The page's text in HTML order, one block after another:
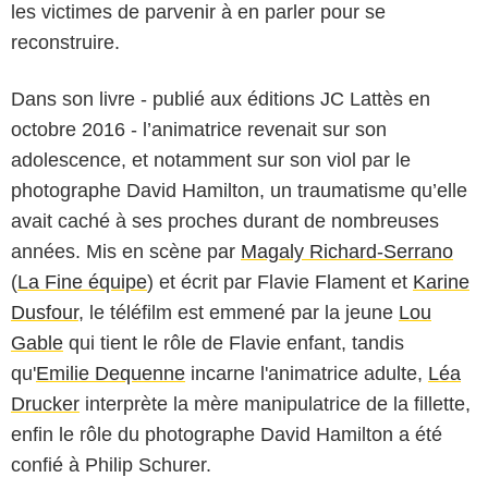
les victimes de parvenir à en parler pour se
reconstruire.
Dans son livre - publié aux éditions JC Lattès en
octobre 2016 - l’animatrice revenait sur son
adolescence, et notamment sur son viol par le
photographe David Hamilton, un traumatisme qu’elle
avait caché à ses proches durant de nombreuses
années. Mis en scène par Magaly Richard-Serrano
(La Fine équipe) et écrit par Flavie Flament et Karine
Dusfour, le téléfilm est emmené par la jeune Lou
Gable qui tient le rôle de Flavie enfant, tandis
qu'Emilie Dequenne incarne l'animatrice adulte, Léa
Drucker interprète la mère manipulatrice de la fillette,
enfin le rôle du photographe David Hamilton a été
confié à Philip Schurer.